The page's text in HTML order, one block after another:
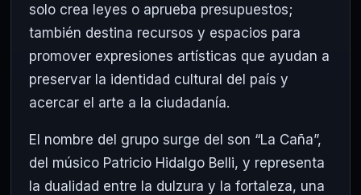
solo crea leyes o aprueba presupuestos;
también destina recursos y espacios para
promover expresiones artísticas que ayudan a
preservar la identidad cultural del país y
acercar el arte a la ciudadanía.
El nombre del grupo surge del son “La Caña”,
del músico Patricio Hidalgo Belli, y representa
la dualidad entre la dulzura y la fortaleza, una